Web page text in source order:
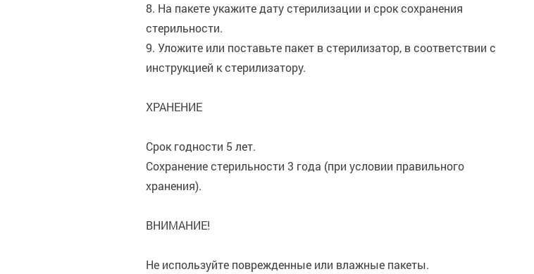
8. На пакете укажите дату стерилизации и срок сохранения
стерильности.
9. Уложите или поставьте пакет в стерилизатор, в соответствии с
инструкцией к стерилизатору.
ХРАНЕНИЕ
Срок годности 5 лет.
Сохранение стерильности 3 года (при условии правильного
хранения).
ВНИМАНИЕ!
Не используйте поврежденные или влажные пакеты.